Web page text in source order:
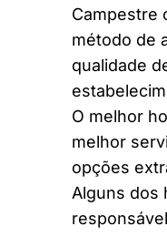
Campestre
método de
qualidade
O melhor
melhor
opções
Alguns dos